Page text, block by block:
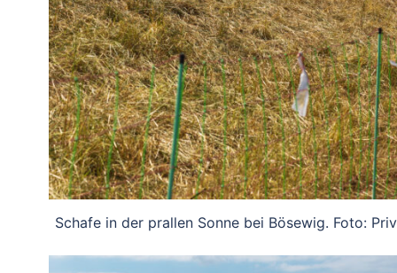
Schafe in der prallen Sonne bei Bösewig. Foto: